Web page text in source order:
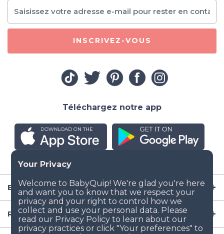
Entreprise
Ressources
INSCRIVEZ-VOUS
Téléchargez notre app